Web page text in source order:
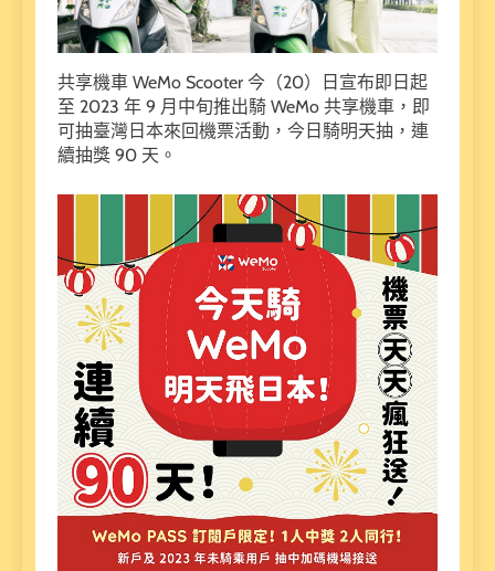
共享機車 WeMo Scooter 今（20）日宣布即日起
至 2023 年 9 月中旬推出騎 WeMo 共享機車，即
可抽臺灣日本來回機票活動，今日騎明天抽，連
續抽獎 90 天。